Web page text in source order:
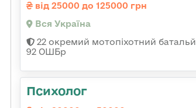
від 25000 до 125000 грн
Вся Україна
22 окремий мотопіхотний
92 ОШБр
Психолог